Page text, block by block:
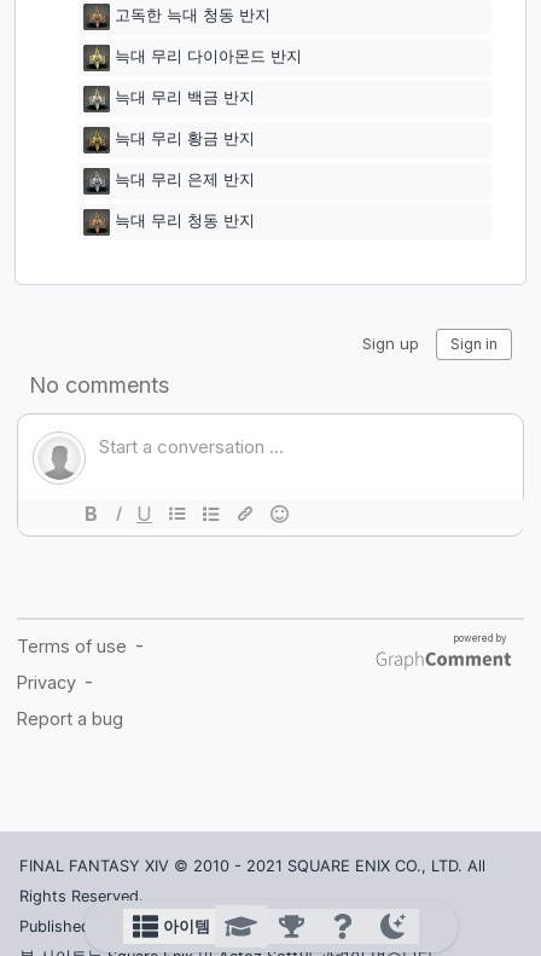
고독한 늑대 청동 반지
늑대 무리 다이아몬드 반지
늑대 무리 백금 반지
늑대 무리 황금 반지
늑대 무리 은제 반지
늑대 무리 청동 반지
FINAL FANTASY XIV © 2010 - 2021 SQUARE ENIX CO., LTD. All
Rights Reserved.
Published in Korea by ACTOZ SOFT CO., LTD.
아이템